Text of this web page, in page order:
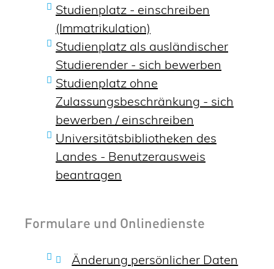
Studienplatz - einschreiben
(Immatrikulation)
Studienplatz als ausländischer
Studierender - sich bewerben
Studienplatz ohne
Zulassungsbeschränkung - sich
bewerben / einschreiben
Universitätsbibliotheken des
Landes - Benutzerausweis
beantragen
Formulare und Onlinedienste
Änderung persönlicher Daten